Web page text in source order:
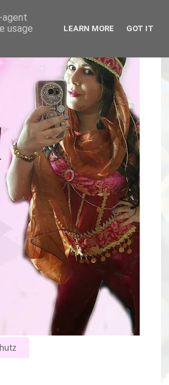
agent
usage
LEARN MORE GOT IT